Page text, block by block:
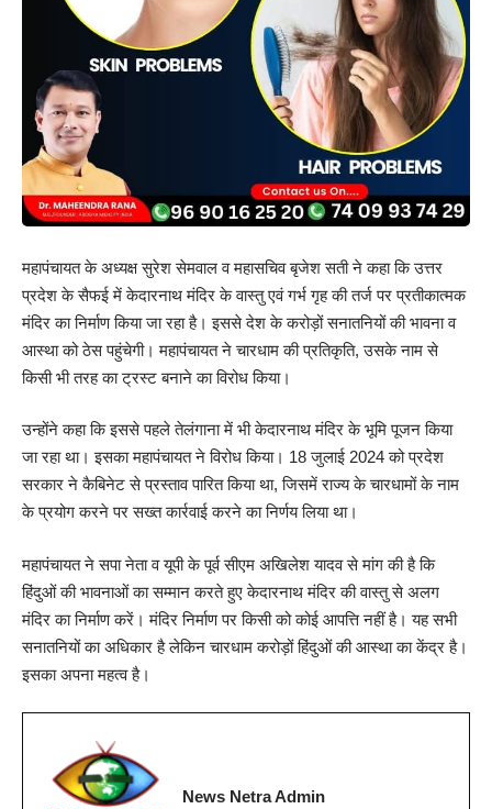
महापंचायत के अध्यक्ष सुरेश सेमवाल व महासचिव बृजेश सती ने कहा कि उत्तर
प्रदेश के सैफई में केदारनाथ मंदिर के वास्तु एवं गर्भ गृह की तर्ज पर प्रतीकात्मक
मंदिर का निर्माण किया जा रहा है। इससे देश के करोड़ों सनातनियों की भावना व
आस्था को ठेस पहुंचेगी। महापंचायत ने चारधाम की प्रतिकृति, उसके नाम से
किसी भी तरह का ट्रस्ट बनाने का विरोध किया।
उन्होंने कहा कि इससे पहले तेलंगाना में भी केदारनाथ मंदिर के भूमि पूजन किया
जा रहा था। इसका महापंचायत ने विरोध किया। 18 जुलाई 2024 को प्रदेश
सरकार ने कैबिनेट से प्रस्ताव पारित किया था, जिसमें राज्य के चारधामों के नाम
के प्रयोग करने पर सख्त कार्रवाई करने का निर्णय लिया था।
महापंचायत ने सपा नेता व यूपी के पूर्व सीएम अखिलेश यादव से मांग की है कि
हिंदुओं की भावनाओं का सम्मान करते हुए केदारनाथ मंदिर की वास्तु से अलग
मंदिर का निर्माण करें। मंदिर निर्माण पर किसी को कोई आपत्ति नहीं है। यह सभी
सनातनियों का अधिकार है लेकिन चारधाम करोड़ों हिंदुओं की आस्था का केंद्र है।
इसका अपना महत्व है।
News Netra Admin